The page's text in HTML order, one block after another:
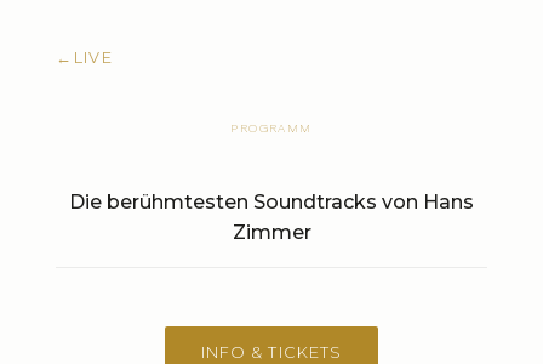
← LIVE
PROGRAMM
Die berühmtesten Soundtracks von Hans
Zimmer
INFO & TICKETS